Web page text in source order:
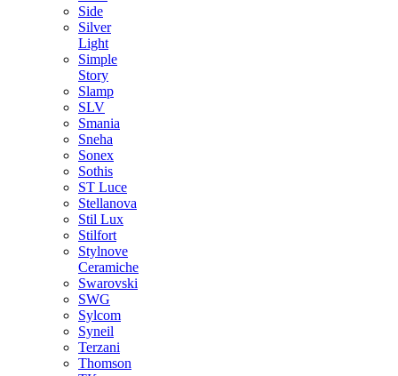
Side
Silver
Light
Simple
Story
Slamp
SLV
Smania
Sneha
Sonex
Sothis
ST Luce
Stellanova
Stil Lux
Stilfort
Stylnove
Ceramiche
Swarovski
SWG
Sylcom
Syneil
Terzani
Thomson